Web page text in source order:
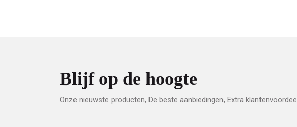
Blijf op de hoogte
Onze nieuwste producten, De beste aanbiedingen, Extra klantenvoordeel